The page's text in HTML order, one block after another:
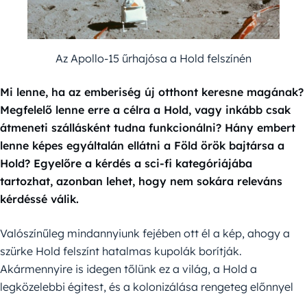
Az Apollo-15 űrhajósa a Hold felszínén
Mi lenne, ha az emberiség új otthont keresne magának?
Megfelelő lenne erre a célra a Hold, vagy inkább csak
átmeneti szállásként tudna funkcionálni? Hány embert
lenne képes egyáltalán ellátni a Föld örök bajtársa a
Hold? Egyelőre a kérdés a sci-fi kategóriájába
tartozhat, azonban lehet, hogy nem sokára releváns
kérdéssé válik.
Valószínűleg mindannyiunk fejében ott él a kép, ahogy a
szürke Hold felszínt hatalmas kupolák borítják.
Akármennyire is idegen tőlünk ez a világ, a Hold a
legközelebbi égitest, és a kolonizálása rengeteg előnnyel